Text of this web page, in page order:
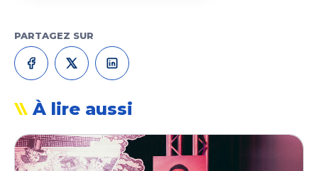
PARTAGEZ SUR
À lire aussi